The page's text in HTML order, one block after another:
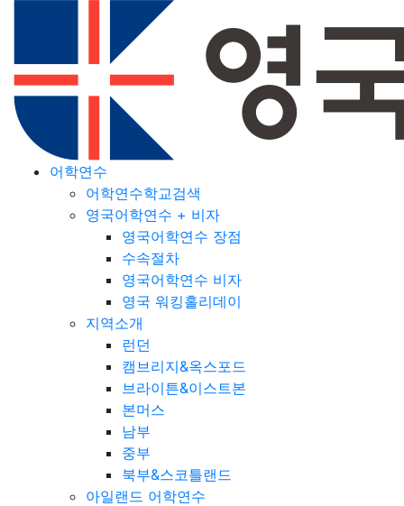
어학연수
어학연수학교검색
영국어학연수 + 비자
영국어학연수 장점
수속절차
영국어학연수 비자
영국 워킹홀리데이
지역소개
런던
캠브리지&옥스포드
브라이튼&이스트본
본머스
남부
중부
북부&스코틀랜드
아일랜드 어학연수